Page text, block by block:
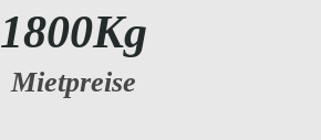
1800Kg
Mietpreise